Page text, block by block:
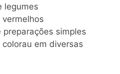
legumes
simples
em diversas